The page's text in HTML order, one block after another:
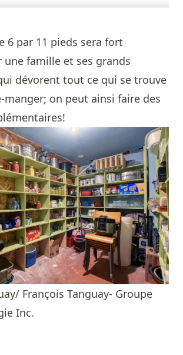
6 par 11 pieds sera fort
une famille et ses grands
dévorent tout ce qui se trouve
manger; on peut ainsi faire des
François Tanguay- Groupe
Inc.